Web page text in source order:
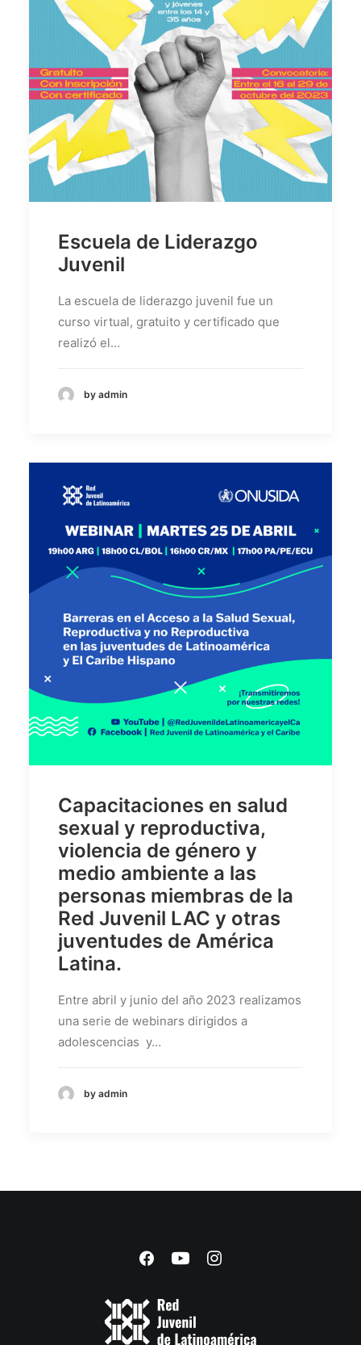
Escuela de Liderazgo
Juvenil
La escuela de liderazgo juvenil fue un
curso virtual, gratuito y certificado que
realizó el…
by admin
Capacitaciones en salud
sexual y reproductiva,
violencia de género y
medio ambiente a las
personas miembras de la
Red Juvenil LAC y otras
juventudes de América
Latina.
Entre abril y junio del año 2023 realizamos
una serie de webinars dirigidos a
adolescencias y…
by admin